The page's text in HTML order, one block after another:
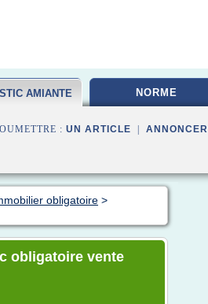
AMIANTE NORME
: UN ARTICLE ANNONCER
obligatoire >
obligatoire vente